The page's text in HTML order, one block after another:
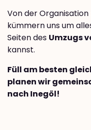
Von der
kümmern uns um
Seiten des Umzugs
kannst.
Füll am besten
planen wir
nach Inegöl!